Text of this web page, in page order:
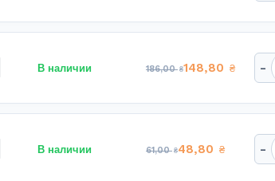
В наличии 186,00₴148,80 ₴ -
В наличии 61,00₴48,80 ₴ -